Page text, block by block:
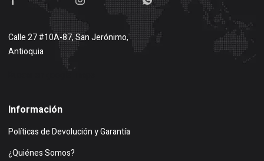
Calle 27 #10A-87, San Jerónimo,
Antioquia
Información
Políticas de Devolución y Garantía
¿Quiénes Somos?